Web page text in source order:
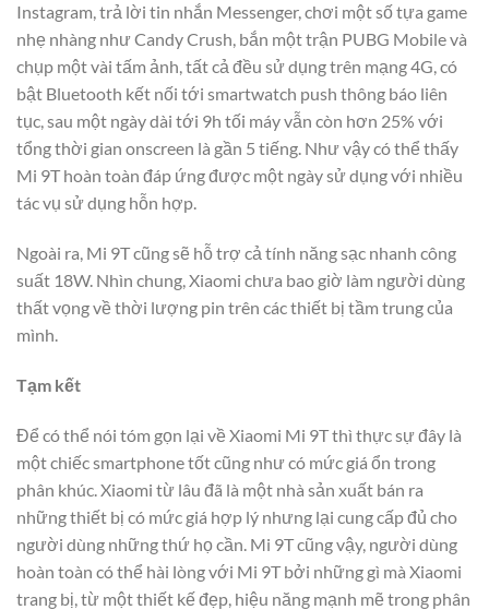
Instagram, trả lời tin nhắn Messenger, chơi một số tựa game
nhẹ nhàng như Candy Crush, bắn một trận PUBG Mobile và
chụp một vài tấm ảnh, tất cả đều sử dụng trên mạng 4G, có
bật Bluetooth kết nối tới smartwatch push thông báo liên
tục, sau một ngày dài tới 9h tối máy vẫn còn hơn 25% với
tổng thời gian onscreen là gần 5 tiếng. Như vậy có thể thấy
Mi 9T hoàn toàn đáp ứng được một ngày sử dụng với nhiều
tác vụ sử dụng hỗn hợp.
Ngoài ra, Mi 9T cũng sẽ hỗ trợ cả tính năng sạc nhanh công
suất 18W. Nhìn chung, Xiaomi chưa bao giờ làm người dùng
thất vọng về thời lượng pin trên các thiết bị tầm trung của
mình.
Tạm kết
Để có thể nói tóm gọn lại về Xiaomi Mi 9T thì thực sự đây là
một chiếc smartphone tốt cũng như có mức giá ổn trong
phân khúc. Xiaomi từ lâu đã là một nhà sản xuất bán ra
những thiết bị có mức giá hợp lý nhưng lại cung cấp đủ cho
người dùng những thứ họ cần. Mi 9T cũng vậy, người dùng
hoàn toàn có thể hài lòng với Mi 9T bởi những gì mà Xiaomi
trang bị, từ một thiết kế đẹp, hiệu năng mạnh mẽ trong phân